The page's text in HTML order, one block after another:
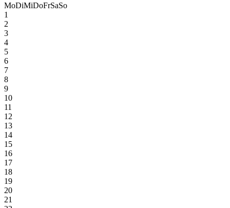
MoDiMiDoFrSaSo
1
2
3
4
5
6
7
8
9
10
11
12
13
14
15
16
17
18
19
20
21